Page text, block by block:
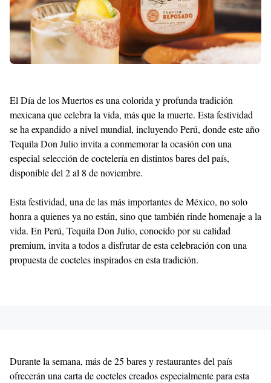
El Día de los Muertos es una colorida y profunda tradición
mexicana que celebra la vida, más que la muerte. Esta festividad
se ha expandido a nivel mundial, incluyendo Perú, donde este año
Tequila Don Julio invita a conmemorar la ocasión con una
especial selección de coctelería en distintos bares del país,
disponible del 2 al 8 de noviembre.
Esta festividad, una de las más importantes de México, no solo
honra a quienes ya no están, sino que también rinde homenaje a la
vida. En Perú, Tequila Don Julio, conocido por su calidad
premium, invita a todos a disfrutar de esta celebración con una
propuesta de cocteles inspirados en esta tradición.
Durante la semana, más de 25 bares y restaurantes del país
ofrecerán una carta de cocteles creados especialmente para esta